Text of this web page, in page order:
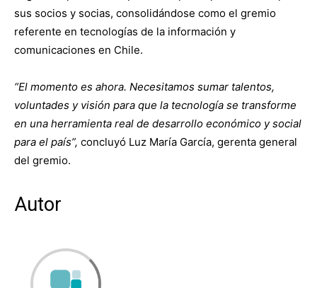
sus socios y socias, consolidándose como el gremio
referente en tecnologías de la información y
comunicaciones en Chile.
“El momento es ahora. Necesitamos sumar talentos,
voluntades y visión para que la tecnología se transforme
en una herramienta real de desarrollo económico y social
para el país”, concluyó Luz María García, gerenta general
del gremio.
Autor